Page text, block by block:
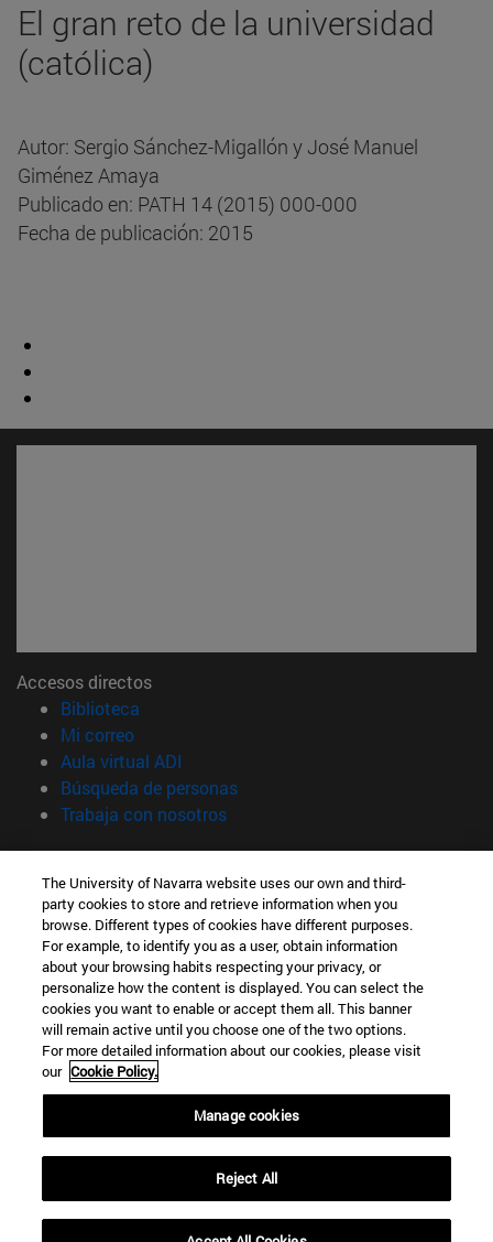
El gran reto de la universidad
(católica)
Autor: Sergio Sánchez-Migallón y José Manuel
Giménez Amaya
Publicado en: PATH 14 (2015) 000-000
Fecha de publicación: 2015
Accesos directos
Biblioteca
Mi correo(abre en nueva ventana)
Aula virtual ADI
Búsqueda de personas(abre en nueva ventana)
Trabaja con nosotros(abre en nueva ventana)
Información
TFNO +34 948 42 56 00
¿QUÉ GRADO TE INTERESA?
¿QUÉ MÁSTER TE INTERESA?
© Universidad de Navarra
Información legal
Accesibilidad
Configuración de cookies
The University of Navarra website uses our own and third-
party cookies to store and retrieve information when you
browse. Different types of cookies have different purposes.
For example, to identify you as a user, obtain information
about your browsing habits respecting your privacy, or
personalize how the content is displayed. You can select the
cookies you want to enable or accept them all. This banner
will remain active until you choose one of the two options.
For more detailed information about our cookies, please visit
our Cookie Policy.
Manage cookies
Reject All